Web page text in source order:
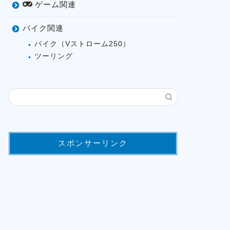
ゲーム関連
バイク関連
バイク（Vストローム250）
ツーリング
スポンサーリンク